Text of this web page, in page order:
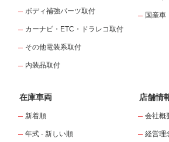
ボディ補強パーツ取付
カーナビ・ETC・ドラレコ取付
その他電装系取付
内装品取付
国産車
在庫車両
新着順
年式 - 新しい順
店舗情
会社概
経営理